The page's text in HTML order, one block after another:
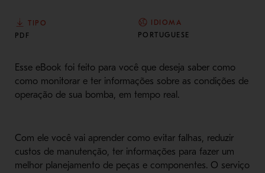
TIPO
PDF
IDIOMA
PORTUGUESE
Esse eBook foi feito para você que deseja saber como
como monitorar e ter informações sobre as condições de
operação de sua bomba, em tempo real.
Com ele você vai aprender como evitar falhas, reduzir
custos de manutenção, ter informações para fazer um
melhor planejamento de peças e componentes. O serviço